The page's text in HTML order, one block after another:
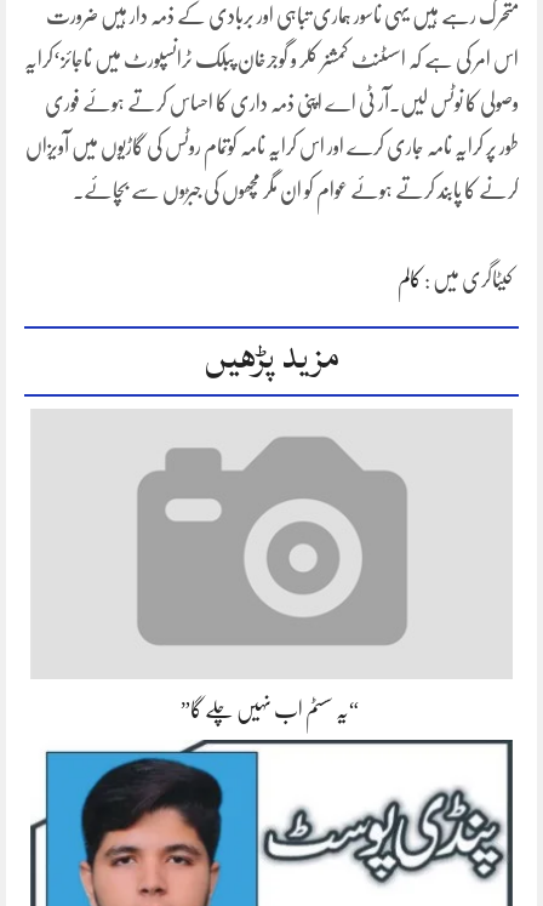
متحرک رہے ہیں یہی ناسور ہماری تباہی اور بربادی کے ذمہ دار ہیں ضرورت
اس امر کی ہے کہ اسسٹنٹ کمشنر کلر و گوجرخان پبلک ٹرانسپورٹ میں ناجائز‘کرایہ
وصولی کا نوٹس لیں۔آر ٹی اے اپنی ذمہ داری کا احساس کرتے ہوئے فوری
طور پر کرایہ نامہ جاری کرے اور اس کرایہ نامہ کوتمام روٹس کی گاڑیوں میں آویزاں
کرنے کا پابند کرتے ہوئے عوام کو ان مگر مچھوں کی جبڑوں سے بچائے۔
کیٹاگری میں : کالم
مزید پڑھیں
“یہ سسٹم اب نہیں چلے گا”